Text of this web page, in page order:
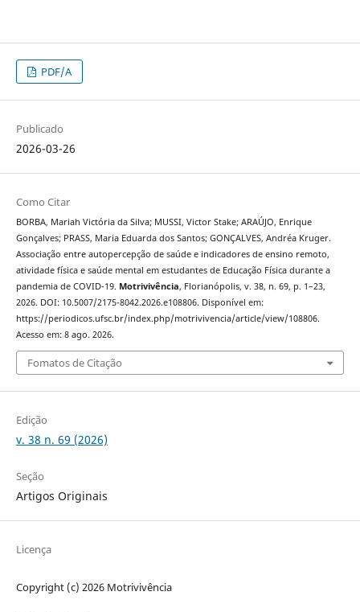
PDF/A
Publicado
2026-03-26
Como Citar
BORBA, Mariah Victória da Silva; MUSSI, Victor Stake; ARAÚJO, Enrique
Gonçalves; PRASS, Maria Eduarda dos Santos; GONÇALVES, Andréa Kruger.
Associação entre autopercepção de saúde e indicadores de ensino remoto,
atividade física e saúde mental em estudantes de Educação Física durante a
pandemia de COVID-19. Motrivivência, Florianópolis, v. 38, n. 69, p. 1–23,
2026. DOI: 10.5007/2175-8042.2026.e108806. Disponível em:
https://periodicos.ufsc.br/index.php/motrivivencia/article/view/108806.
Acesso em: 8 ago. 2026.
Fomatos de Citação
Edição
v. 38 n. 69 (2026)
Seção
Artigos Originais
Licença
Copyright (c) 2026 Motrivivência